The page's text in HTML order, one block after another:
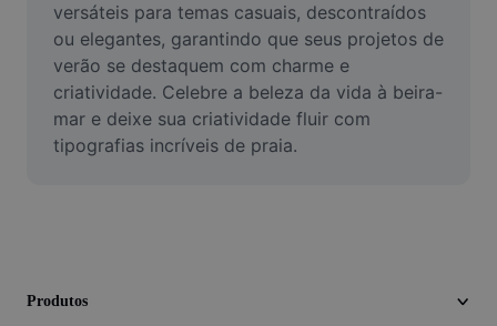
Cortar Vídeo
Adicionar Legendas ao Vídeo
Converter Video
versáteis para temas casuais, descontraídos
ou elegantes, garantindo que seus projetos de
verão se destaquem com charme e
criatividade. Celebre a beleza da vida à beira-
mar e deixe sua criatividade fluir com
tipografias incríveis de praia.
Produtos